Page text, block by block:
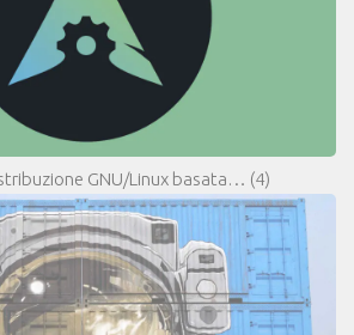
GNU/Linux basata… (4)